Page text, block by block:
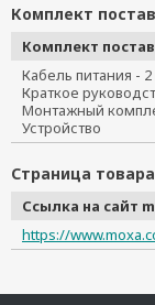
Комплект
Комплект
Кабель питания -
Краткое
Монтажный
Устройство
Страница
Ссылка на сайт
https://